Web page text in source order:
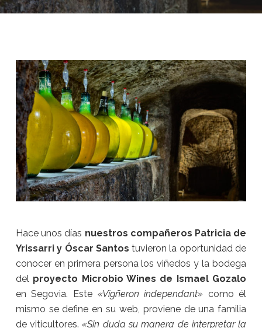
Hace unos días nuestros compañeros Patricia de
Yrissarri y Óscar Santos tuvieron la oportunidad de
conocer en primera persona los viñedos y la bodega
del proyecto Microbio Wines de Ismael Gozalo
en Segovia. Este «Vigñeron independant» como él
mismo se define en su web, proviene de una familia
de viticultores.«Sin duda su manera de interpretar la